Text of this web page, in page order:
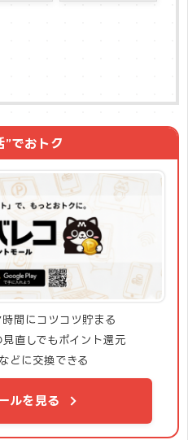
”でおトク
間にコツコツ貯まる
直しでもポイント還元
どに交換できる
ルを見る